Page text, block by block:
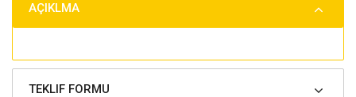
AÇIKLMA
TEKLIF FORMU